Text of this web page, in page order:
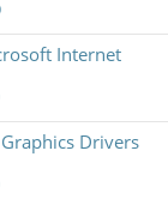
Internet
Drivers